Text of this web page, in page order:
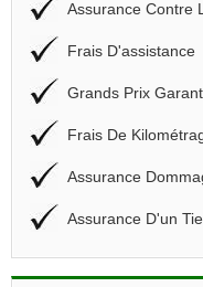
Assurance Contre
Frais D'assistance
Grands Prix
Frais De
Assurance
Assurance D'un